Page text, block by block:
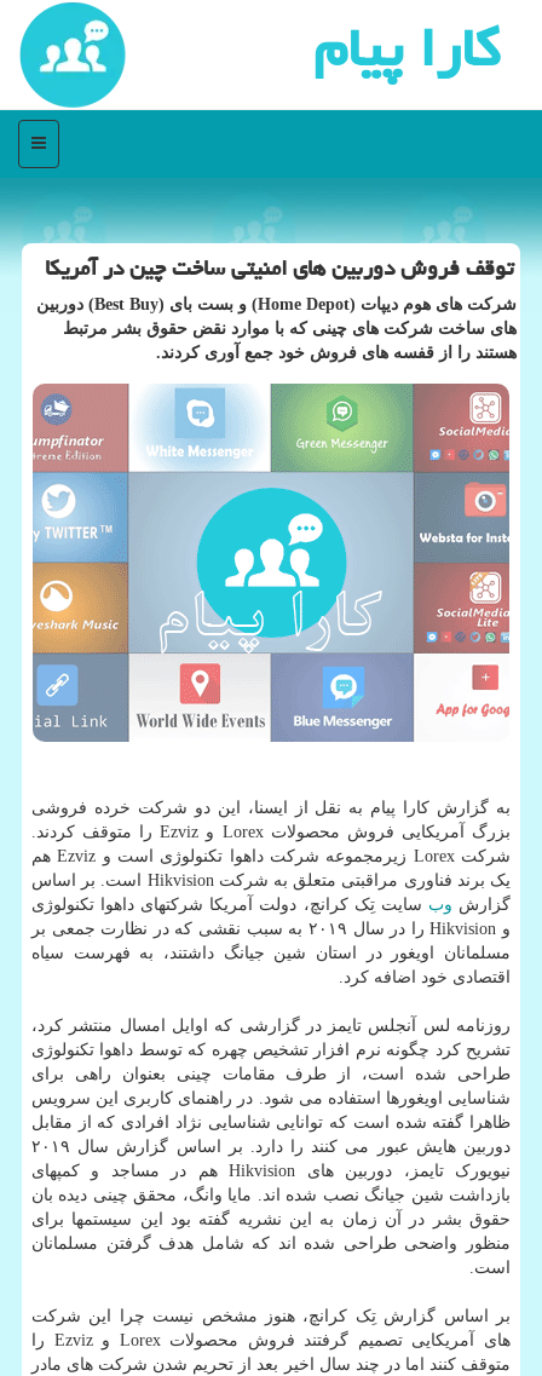
كارا پیام
منو
توقف فروش دوربین های امنیتی ساخت چین در آمریکا
شرکت های هوم دیپات (Home Depot) و بست بای (Best Buy) دوربین
های ساخت شرکت های چینی که با موارد نقض حقوق بشر مرتبط
هستند را از قفسه های فروش خود جمع آوری کردند.
به گزارش کارا پیام به نقل از ایسنا، این دو شرکت خرده فروشی
بزرگ آمریکایی فروش محصولات Lorex و Ezviz را متوقف کردند.
شرکت Lorex زیرمجموعه شرکت داهوا تکنولوژی است و Ezviz هم
یک برند فناوری مراقبتی متعلق به شرکت Hikvision است. بر اساس
گزارش وب سایت تِک کرانچ، دولت آمریکا شرکتهای داهوا تکنولوژی
و Hikvision را در سال ۲۰۱۹ به سبب نقشی که در نظارت جمعی بر
مسلمانان اویغور در استان شین جیانگ داشتند، به فهرست سیاه
اقتصادی خود اضافه کرد.
روزنامه لس آنجلس تایمز در گزارشی که اوایل امسال منتشر کرد،
تشریح کرد چگونه نرم افزار تشخیص چهره که توسط داهوا تکنولوژی
طراحی شده است، از طرف مقامات چینی بعنوان راهی برای
شناسایی اویغورها استفاده می شود. در راهنمای کاربری این سرویس
ظاهرا گفته شده است که توانایی شناسایی نژاد افرادی که از مقابل
دوربین هایش عبور می کنند را دارد. بر اساس گزارش سال ۲۰۱۹
نیویورک تایمز، دوربین های Hikvision هم در مساجد و کمپهای
بازداشت شین جیانگ نصب شده اند. مایا وانگ، محقق چینی دیده بان
حقوق بشر در آن زمان به این نشریه گفته بود این سیستمها برای
منظور واضحی طراحی شده اند که شامل هدف گرفتن مسلمانان
است.
بر اساس گزارش تِک کرانچ، هنوز مشخص نیست چرا این شرکت
های آمریکایی تصمیم گرفتند فروش محصولات Lorex و Ezviz را
متوقف کنند اما در چند سال اخیر بعد از تحریم شدن شرکت های مادر